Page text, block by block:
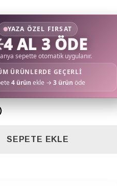
YAZA ÖZEL FIRSAT
4 AL 3 ÖDE
sepette otomatik uygulanır.
ÜRÜNLERDE GEÇERLİ
4 ürün ekle →3 ürün öde
SEPETE EKLE